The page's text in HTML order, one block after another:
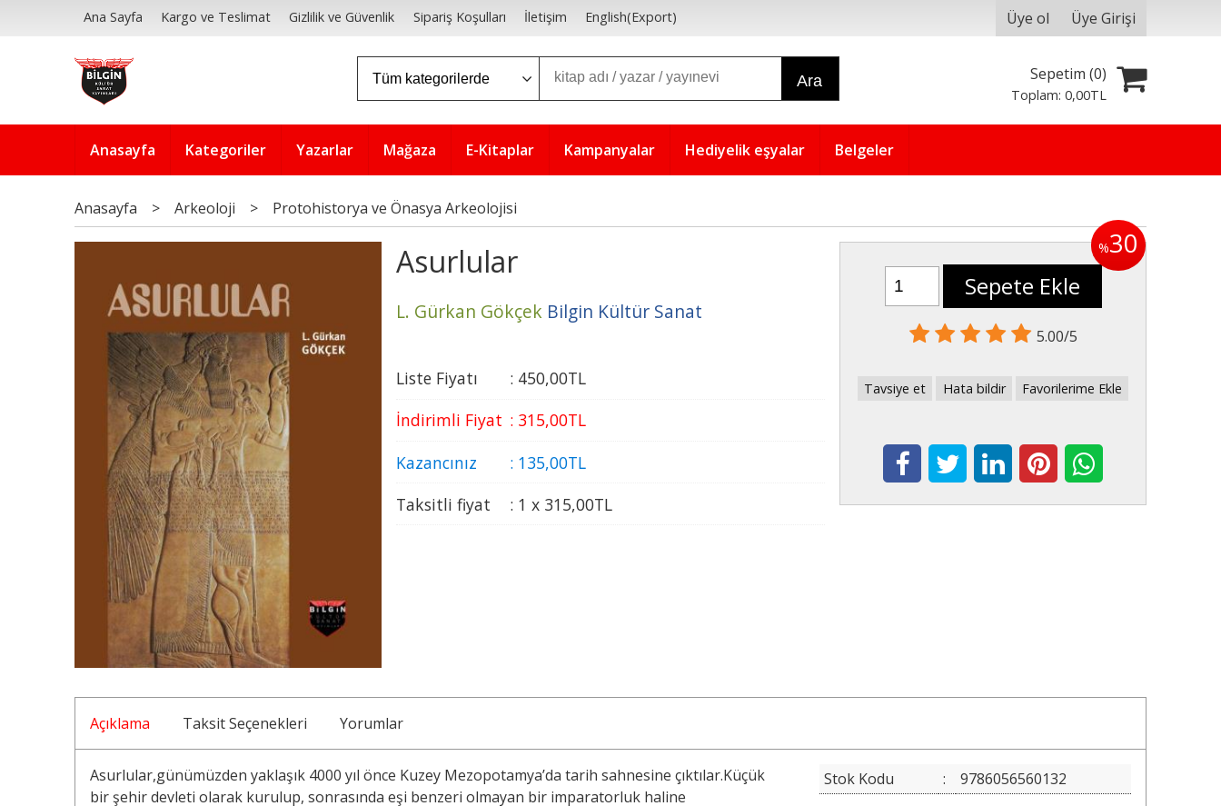
Ana Sayfa Kargo ve Teslimat Gizlilik ve Güvenlik Sipariş Koşulları İletişim English(Export) Üye ol Üye Girişi
Ara Sepetim (0)
Toplam:0,00TL
Anasayfa Kategoriler Yazarlar Mağaza E-Kitaplar Kampanyalar Hediyelik eşyalar Belgeler
Anasayfa > Arkeoloji > Protohistorya ve Önasya Arkeolojisi
Asurlular
L. Gürkan Gökçek Bilgin Kültür Sanat
Liste Fiyatı : 450,00TL
İndirimli Fiyat : 315,00TL
Kazancınız
: 135,00TL
Taksitli fiyat
: 1 x 315,00TL
%30
Sepete Ekle
5.00/5
Tavsiye et Hata bildir Favorilerime Ekle
Açıklama Taksit Seçenekleri Yorumlar
Asurlular,günümüzden yaklaşık 4000 yıl önce Kuzey Mezopotamya’da tarih sahnesine çıktılar.Küçük
bir şehir devleti olarak kurulup, sonrasında eşi benzeri olmayan bir imparatorluk haline
Stok Kodu : 9786056560132